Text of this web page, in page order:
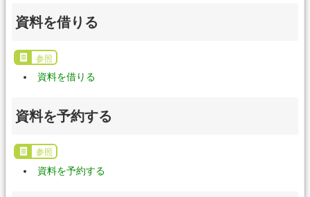
資料を借りる
参照
資料を借りる
資料を予約する
参照
資料を予約する